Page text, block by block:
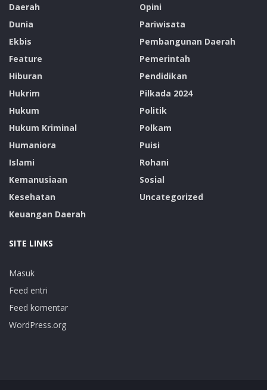
Daerah
Dunia
Ekbis
Feature
Hiburan
Hukrim
Hukum
Hukum Kriminal
Humaniora
Islami
Kemanusiaan
Kesehatan
Keuangan Daerah
Opini
Pariwisata
Pembangunan Daerah
Pemerintah
Pendidikan
Pilkada 2024
Politik
Polkam
Puisi
Rohani
Sosial
Uncategorized
SITE LINKS
Masuk
Feed entri
Feed komentar
WordPress.org